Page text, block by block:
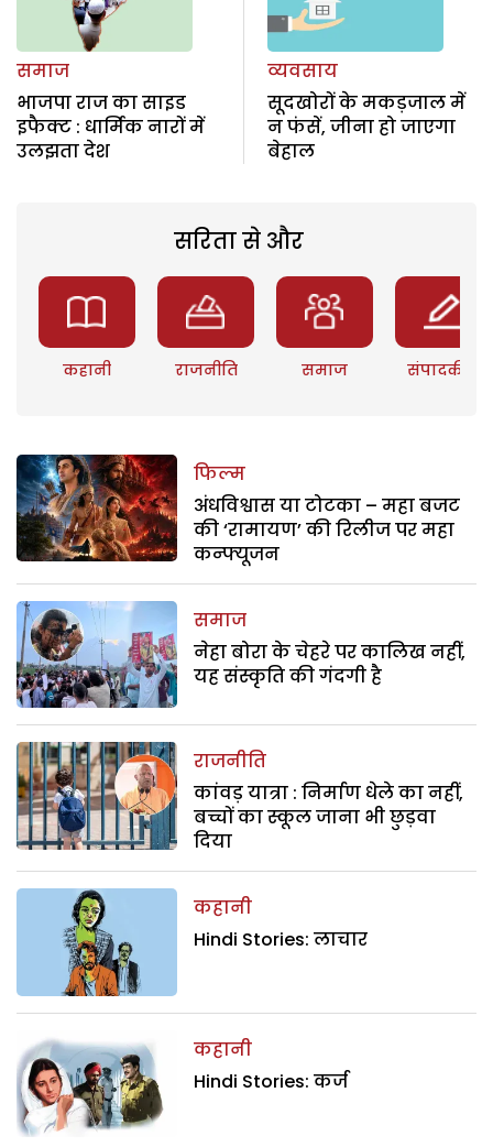
समाज
भाजपा राज का साइड
इफैक्ट : धार्मिक नारों में
उलझता देश
व्यवसाय
सूदखोरों के मकड़जाल में
न फंसें, जीना हो जाएगा
बेहाल
सरिता से और
कहानी राजनीति समाज संपादकीय
फिल्म
अंधविश्वास या टोटका – महा बजट
की ‘रामायण’ की रिलीज पर महा
कन्फ्यूजन
समाज
नेहा बोरा के चेहरे पर कालिख नहीं,
यह संस्कृति की गंदगी है
राजनीति
कांवड़ यात्रा : निर्माण धेले का नहीं,
बच्चों का स्कूल जाना भी छुड़वा
दिया
कहानी
Hindi Stories: लाचार
कहानी
Hindi Stories: कर्ज